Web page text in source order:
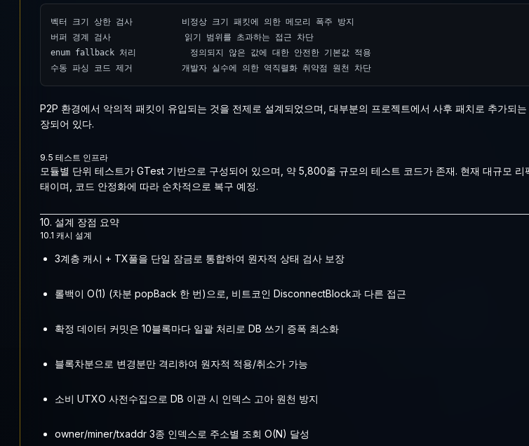
벡터 크기 상한 검사          비정상 크기 패킷에 의한 메모리 폭주 방지
버퍼 경계 검사               읽기 범위를 초과하는 접근 차단
enum fallback 처리           정의되지 않은 값에 대한 안전한 기본값 적용
수동 파싱 코드 제거          개발자 실수에 의한 역직렬화 취약점 원천 차단
P2P 환경에서 악의적 패킷이 유입되는 것을 전제로 설계되었으며, 대부분의 프로젝트에서 사후 패치로 추가되
장되어 있다.
9.5 테스트 인프라
모듈별 단위 테스트가 GTest 기반으로 구성되어 있으며, 약 5,800줄 규모의 테스트 코드가 존재. 현재 대규모
태이며, 코드 안정화에 따라 순차적으로 복구 예정.
10. 설계 장점 요약
10.1 캐시 설계
3계층 캐시 + TX풀을 단일 잠금로 통합하여 원자적 상태 검사 보장
롤백이 O(1) (차분 popBack 한 번)으로, 비트코인 DisconnectBlock과 다른 접근
확정 데이터 커밋은 10블록마다 일괄 처리로 DB 쓰기 증폭 최소화
블록차분으로 변경분만 격리하여 원자적 적용/취소가 가능
소비 UTXO 사전수집으로 DB 이관 시 인덱스 고아 원천 방지
owner/miner/txaddr 3종 인덱스로 주소별 조회 O(N) 달성